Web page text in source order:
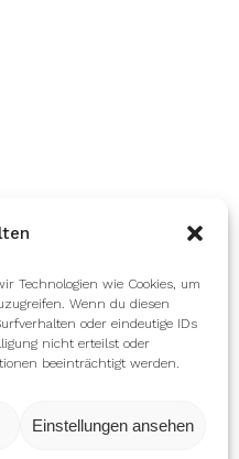
Technologien wie Cookies, um
Wenn du diesen
oder eindeutige IDs
nicht erteilst oder
beeinträchtigt werden.
Einstellungen ansehen